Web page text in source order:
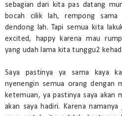
sebagian dari kita pas datang
bocah cilik lah, rempong
dendong lah. Tapi semua kita
excited, happy karena mau
yang udah lama kita tunggu2
Saya pastinya ya sama kaya
nyenengin semua orang dengan
ketemuan, ya pastinya saya akan
akan saya hadiri. Karena